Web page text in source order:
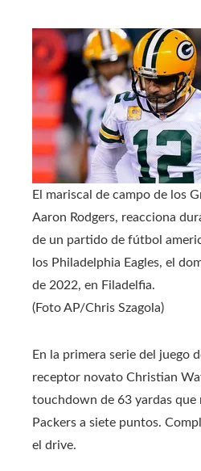
El mariscal de campo de los
Aaron Rodgers, reacciona
de un partido de fútbol
los Philadelphia Eagles, el
de 2022, en Filadelfia.
(Foto AP/Chris Szagola)
En la primera serie del juego
receptor novato Christian
touchdown de 63 yardas
Packers a siete puntos.
el drive.